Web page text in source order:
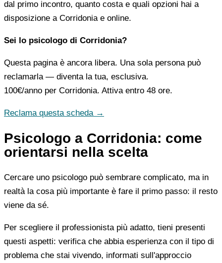
dal primo incontro, quanto costa e quali opzioni hai a
disposizione a Corridonia e online.
Sei lo psicologo di Corridonia?
Questa pagina è ancora libera. Una sola persona può
reclamarla — diventa la tua, esclusiva.
100€/anno per Corridonia. Attiva entro 48 ore.
Reclama questa scheda →
Psicologo a Corridonia: come
orientarsi nella scelta
Cercare uno psicologo può sembrare complicato, ma in
realtà la cosa più importante è fare il primo passo: il resto
viene da sé.
Per scegliere il professionista più adatto, tieni presenti
questi aspetti: verifica che abbia esperienza con il tipo di
problema che stai vivendo, informati sull'approccio